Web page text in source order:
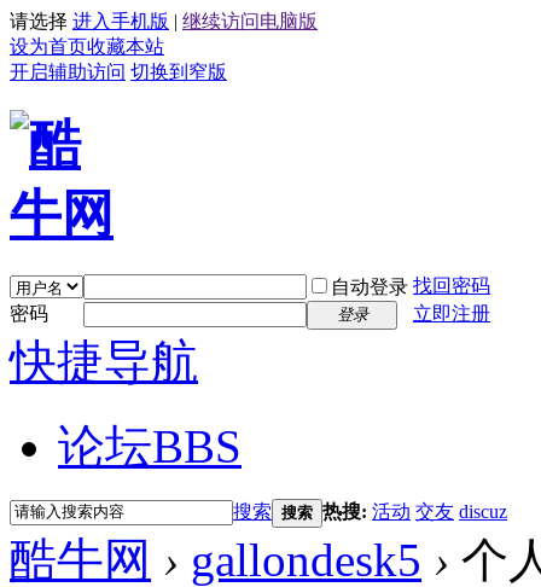
请选择 进入手机版 | 继续访问电脑版
设为首页收藏本站
开启辅助访问 切换到窄版
自动登录 找回密码
密码
登录 立即注册
快捷导航
论坛BBS
搜索 搜索 热搜: 活动 交友 discuz
酷牛网 › gallondesk5 › 个